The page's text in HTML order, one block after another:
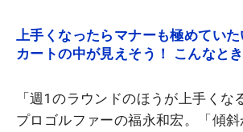
上手くなったらマナーも極めてい
カートの中が見えそう！ こんなと
「週1のラウンドのほうが上手くな
プロゴルファーの福永和宏。「傾斜